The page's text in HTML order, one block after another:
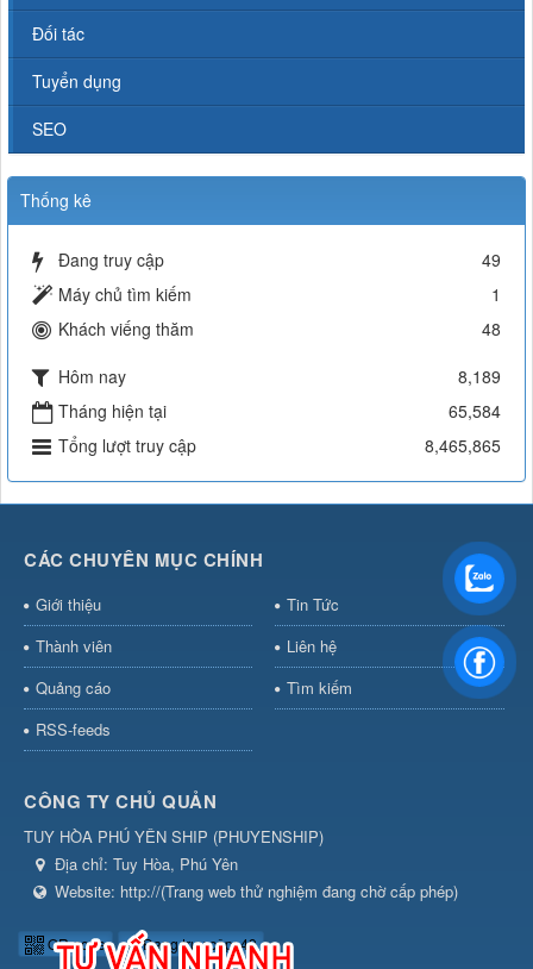
Đối tác
Tuyển dụng
SEO
Thống kê
Đang truy cập
49
Máy chủ tìm kiếm
1
Khách viếng thăm
48
Hôm nay
8,189
Tháng hiện tại
65,584
Tổng lượt truy cập
8,465,865
CÁC CHUYÊN MỤC CHÍNH
Giới thiệu
Tin Tức
Thành viên
Liên hệ
Quảng cáo
Tìm kiếm
RSS-feeds
CÔNG TY CHỦ QUẢN
TUY HÒA PHÚ YÊN SHIP (PHUYENSHIP)
Địa chỉ: Tuy Hòa, Phú Yên
Website: http://(Trang web thử nghiệm đang chờ cấp phép)
QR-code Đang truy cập: 49